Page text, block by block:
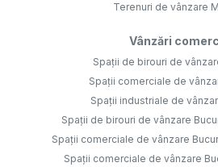
Terenuri de vânzare
Vânzări
Spații de birouri de
Spații comerciale de
Spații industriale de
Spații de birouri de vânzare
Spații comerciale de vânzare
Spații comerciale de vânzare